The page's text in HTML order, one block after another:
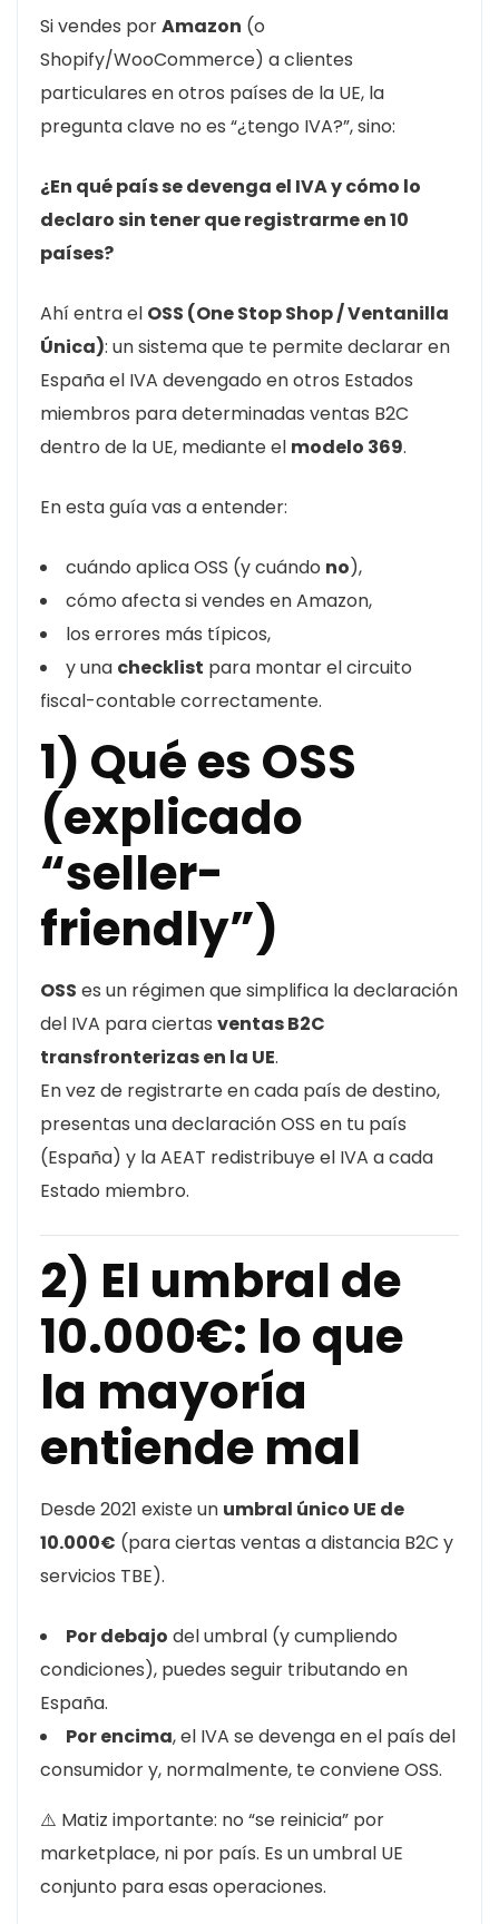
Si vendes porAmazon (o
Shopify/WooCommerce) a clientes
particulares en otros países de la UE, la
pregunta clave no es “¿tengo IVA?”, sino:
¿En qué país se devenga el IVA y cómo lo
declaro sin tener que registrarme en 10
países?
Ahí entra el OSS (One Stop Shop / Ventanilla
Única): un sistema que te permite declarar en
España el IVA devengado en otros Estados
miembros para determinadas ventas B2C
dentro de la UE, mediante el modelo 369.
En esta guía vas a entender:
cuándo aplica OSS (y cuándo no),
cómo afecta si vendes en Amazon,
los errores más típicos,
y una checklist para montar el circuito
fiscal-contable correctamente.
1) Qué es OSS
(explicado
“seller-
friendly”)
OSS es un régimen que simplifica la declaración
del IVA para ciertas ventas B2C
transfronterizas en la UE.
En vez de registrarte en cada país de destino,
presentas una declaración OSS en tu país
(España) y la AEAT redistribuye el IVA a cada
Estado miembro.
2) El umbral de
10.000€: lo que
la mayoría
entiende mal
Desde 2021 existe un umbral único UE de
10.000€ (para ciertas ventas a distancia B2C y
servicios TBE).
Por debajo del umbral (y cumpliendo
condiciones), puedes seguir tributando en
España.
Por encima, el IVA se devenga en el país del
consumidor y, normalmente, te conviene OSS.
⚠️ Matiz importante: no “se reinicia” por
marketplace, ni por país. Es un umbral UE
conjunto para esas operaciones.